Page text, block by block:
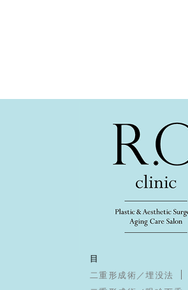
目
二重形成術／埋没法